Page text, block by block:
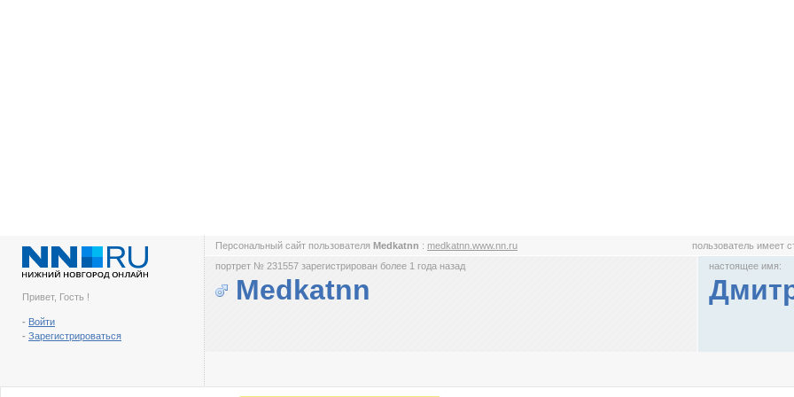
Привет, Гость !
- Войти
- Зарегистрироваться
Персональный сайт пользователя Medkatnn : medkatnn.www.nn.ru пользователь имеет
портрет № 231557 зарегистрирован более 1 года назад
Medkatnn
настоящее имя: